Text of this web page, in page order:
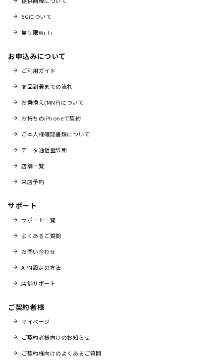
5Gについて
無制限Wi-Fi
お申込みについて
ご利用ガイド
商品到着までの流れ
お乗換え(MNP)について
お持ちのiPhoneで契約
ご本人様確認書類について
データ通信量診断
店舗一覧
来店予約
サポート
サポート一覧
よくあるご質問
お問い合わせ
APN設定の方法
店舗サポート
ご契約者様
マイページ
ご契約者様向けのお知らせ
ご契約様向けのよくあるご質問